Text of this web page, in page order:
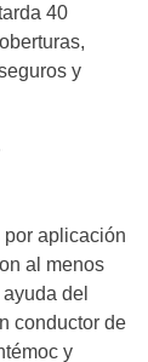
40
y
aplicación
al menos
del
conductor de
y